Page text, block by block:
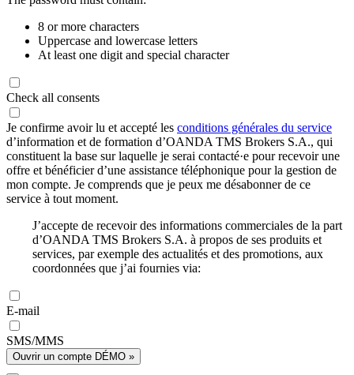
8 or more characters
Uppercase and lowercase letters
At least one digit and special character
Check all consents
Je confirme avoir lu et accepté les conditions générales du service
d’information et de formation d’OANDA TMS Brokers S.A., qui
constituent la base sur laquelle je serai contacté·e pour recevoir une
offre et bénéficier d’une assistance téléphonique pour la gestion de
mon compte. Je comprends que je peux me désabonner de ce
service à tout moment.
J’accepte de recevoir des informations commerciales de la part
d’OANDA TMS Brokers S.A. à propos de ses produits et
services, par exemple des actualités et des promotions, aux
coordonnées que j’ai fournies via:
E-mail
SMS/MMS
Ouvrir un compte DÉMO »